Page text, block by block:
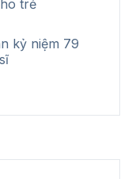
trẻ
kỷ niệm 79